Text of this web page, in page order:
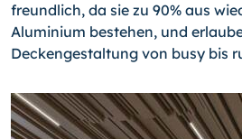
freundlich, da sie zu 90% aus
Aluminium bestehen, und
Deckengestaltung von busy bis